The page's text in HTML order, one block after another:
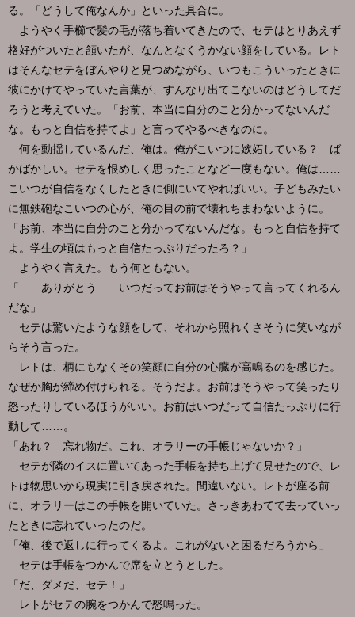
る。「どうして俺なんか」といった具合に。
ようやく手櫛で髪の毛が落ち着いてきたので、セテはとりあえず
格好がついたと頷いたが、なんとなくうかない顔をしている。レト
はそんなセテをぼんやりと見つめながら、いつもこういったときに
彼にかけてやっていた言葉が、すんなり出てこないのはどうしてだ
ろうと考えていた。「お前、本当に自分のこと分かってないんだ
な。もっと自信を持てよ」と言ってやるべきなのに。
何を動揺しているんだ、俺は。俺がこいつに嫉妬している？ ば
かばかしい。セテを恨めしく思ったことなど一度もない。俺は……
こいつが自信をなくしたときに側にいてやればいい。子どもみたい
に無鉄砲なこいつの心が、俺の目の前で壊れちまわないように。
「お前、本当に自分のこと分かってないんだな。もっと自信を持て
よ。学生の頃はもっと自信たっぷりだったろ？」
ようやく言えた。もう何ともない。
「……ありがとう……いつだってお前はそうやって言ってくれるん
だな」
セテは驚いたような顔をして、それから照れくさそうに笑いなが
らそう言った。
レトは、柄にもなくその笑顔に自分の心臓が高鳴るのを感じた。
なぜか胸が締め付けられる。そうだよ。お前はそうやって笑ったり
怒ったりしているほうがいい。お前はいつだって自信たっぷりに行
動して……。
「あれ？ 忘れ物だ。これ、オラリーの手帳じゃないか？」
セテが隣のイスに置いてあった手帳を持ち上げて見せたので、レ
トは物思いから現実に引き戻された。間違いない。レトが座る前
に、オラリーはこの手帳を開いていた。さっきあわてて去っていっ
たときに忘れていったのだ。
「俺、後で返しに行ってくるよ。これがないと困るだろうから」
セテは手帳をつかんで席を立とうとした。
「だ、ダメだ、セテ！」
レトがセテの腕をつかんで怒鳴った。